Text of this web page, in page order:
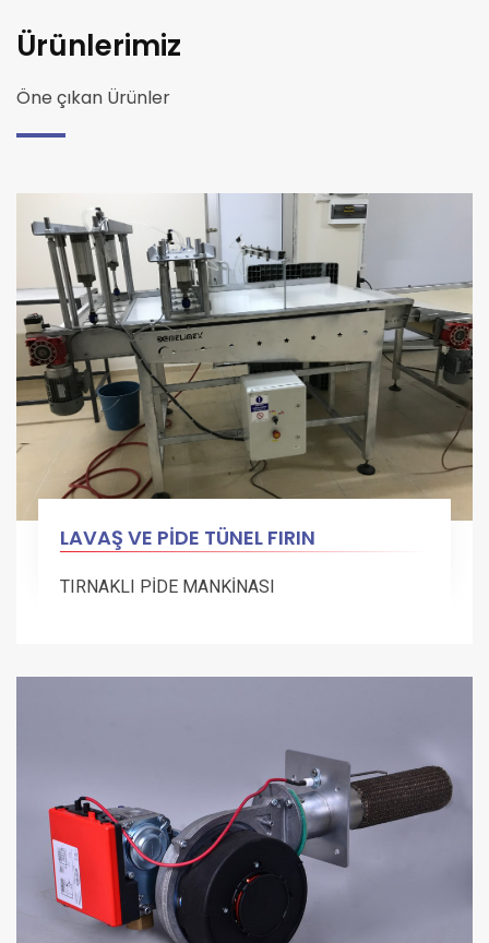
Ürünlerimiz
Öne çıkan Ürünler
LAVAŞ VE PİDE TÜNEL FIRIN
TIRNAKLI PİDE MANKİNASI